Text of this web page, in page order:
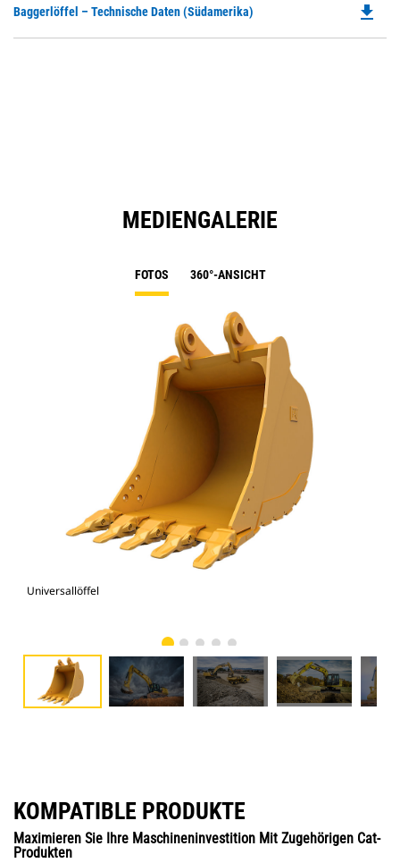
a
Baggerlöffel – Technische Daten (Südamerika) file_download
MEDIENGALERIE
FOTOS 360°-ANSICHT
Universallöffel
KOMPATIBLE PRODUKTE
Maximieren Sie Ihre Maschineninvestition Mit Zugehörigen Cat-
Produkten